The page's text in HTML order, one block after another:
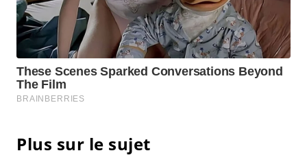
Plus sur le sujet